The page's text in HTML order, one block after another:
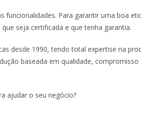
funcionalidades. Para garantir uma boa
seja certificada e que tenha garantia.
desde 1990, tendo total expertise na
baseada em qualidade, compromisso
ajudar o seu negócio?